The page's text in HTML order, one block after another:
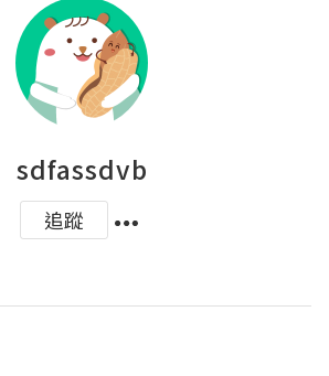
sdfassdvb
追蹤